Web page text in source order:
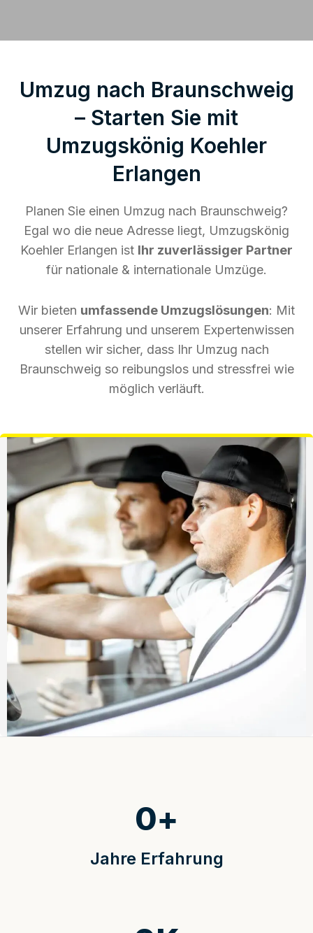
Umzug nach Braunschweig
– Starten Sie mit
Umzugskönig Koehler
Erlangen
Planen Sie einen Umzug nach Braunschweig?
Egal wo die neue Adresse liegt, Umzugskönig
Koehler Erlangen ist Ihr zuverlässiger Partner
für nationale & internationale Umzüge.
Wir bieten umfassende Umzugslösungen: Mit
unserer Erfahrung und unserem Expertenwissen
stellen wir sicher, dass Ihr Umzug nach
Braunschweig so reibungslos und stressfrei wie
möglich verläuft.
Jahre Erfahrung
0+